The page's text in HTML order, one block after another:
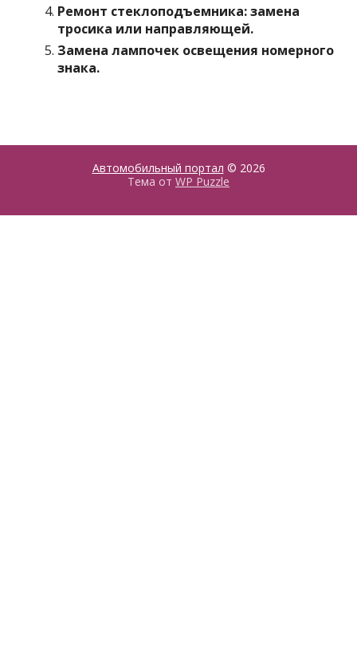
Ремонт стеклоподъемника: замена
тросика или направляющей.
Замена лампочек освещения номерного
знака.
Автомобильный портал © 2026
Тема от WP Puzzle